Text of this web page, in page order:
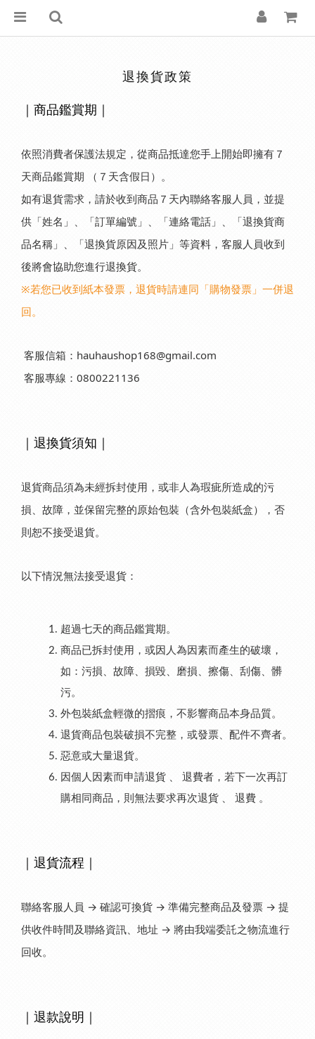
退換貨政策
｜ 商品鑑賞期｜
依照消費者保護法規定，從商品抵達您手上開始即擁有７
天商品鑑賞期 （７天含假日）。
如有退貨需求，請於收到商品７天內聯絡客服人員，並提
供「姓名」、「訂單編號」、「連絡電話」、「退換貨商
品名稱」、「退換貨原因及照片」等資料，客服人員收到
後將會協助您進行退換貨。
※若您已收到紙本發票，退貨時請連同「購物發票」一併退
回。
客服信箱：hauhaushop168@gmail.com
客服專線：0800221136
｜ 退換貨須知 ｜
退貨商品須為未經拆封使用，或非人為瑕疵所造成的污
損、故障，並保留完整的原始包裝（含外包裝紙盒），否
則恕不接受退貨。
以下情況無法接受退貨：
超過七天的商品鑑賞期。
商品已拆封使用，或因人為因素而產生的破壞，
如：污損、故障、損毀、磨損、擦傷、刮傷、髒
污。
外包裝紙盒輕微的摺痕，不影響商品本身品質。
退貨商品包裝破損不完整，或發票、配件不齊者。
惡意或大量退貨。
因個人因素而申請退貨 、 退費者，若下一次再訂
購相同商品，則無法要求再次退貨 、 退費 。
｜ 退貨流程 ｜
聯絡客服人員 → 確認可換貨 → 準備完整商品及發票 → 提
供收件時間及聯絡資訊、地址 → 將由我端委託之物流進行
回收。
｜ 退款說明 ｜